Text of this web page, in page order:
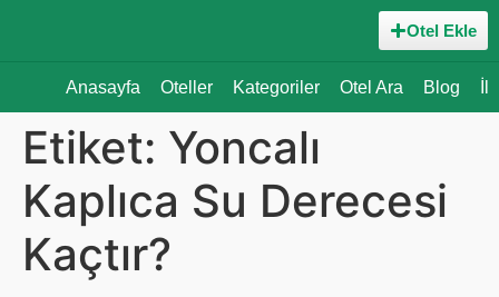
Otel Ekle
Anasayfa Oteller Kategoriler Otel Ara Blog
Etiket: Yoncalı
Kaplıca Su Derecesi
Kaçtır?